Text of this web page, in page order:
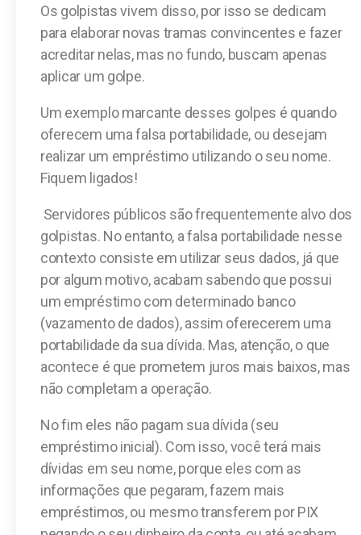
Os golpistas vivem disso, por isso se dedicam
para elaborar novas tramas convincentes e fazer
acreditar nelas, mas no fundo, buscam apenas
aplicar um golpe.
Um exemplo marcante desses golpes é quando
oferecem uma falsa portabilidade, ou desejam
realizar um empréstimo utilizando o seu nome.
Fiquem ligados!
Servidores públicos são frequentemente alvo dos
golpistas. No entanto, a falsa portabilidade nesse
contexto consiste em utilizar seus dados, já que
por algum motivo, acabam sabendo que possui
um empréstimo com determinado banco
(vazamento de dados), assim oferecerem uma
portabilidade da sua dívida. Mas, atenção, o que
acontece é que prometem juros mais baixos, mas
não completam a operação.
No fim eles não pagam sua dívida (seu
empréstimo inicial). Com isso, você terá mais
dívidas em seu nome, porque eles com as
informações que pegaram, fazem mais
empréstimos, ou mesmo transferem por PIX